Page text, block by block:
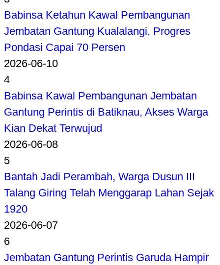
Babinsa Ketahun Kawal Pembangunan
Jembatan Gantung Kualalangi, Progres
Pondasi Capai 70 Persen
2026-06-10
4
Babinsa Kawal Pembangunan Jembatan
Gantung Perintis di Batiknau, Akses Warga
Kian Dekat Terwujud
2026-06-08
5
Bantah Jadi Perambah, Warga Dusun III
Talang Giring Telah Menggarap Lahan Sejak
1920
2026-06-07
6
Jembatan Gantung Perintis Garuda Hampir